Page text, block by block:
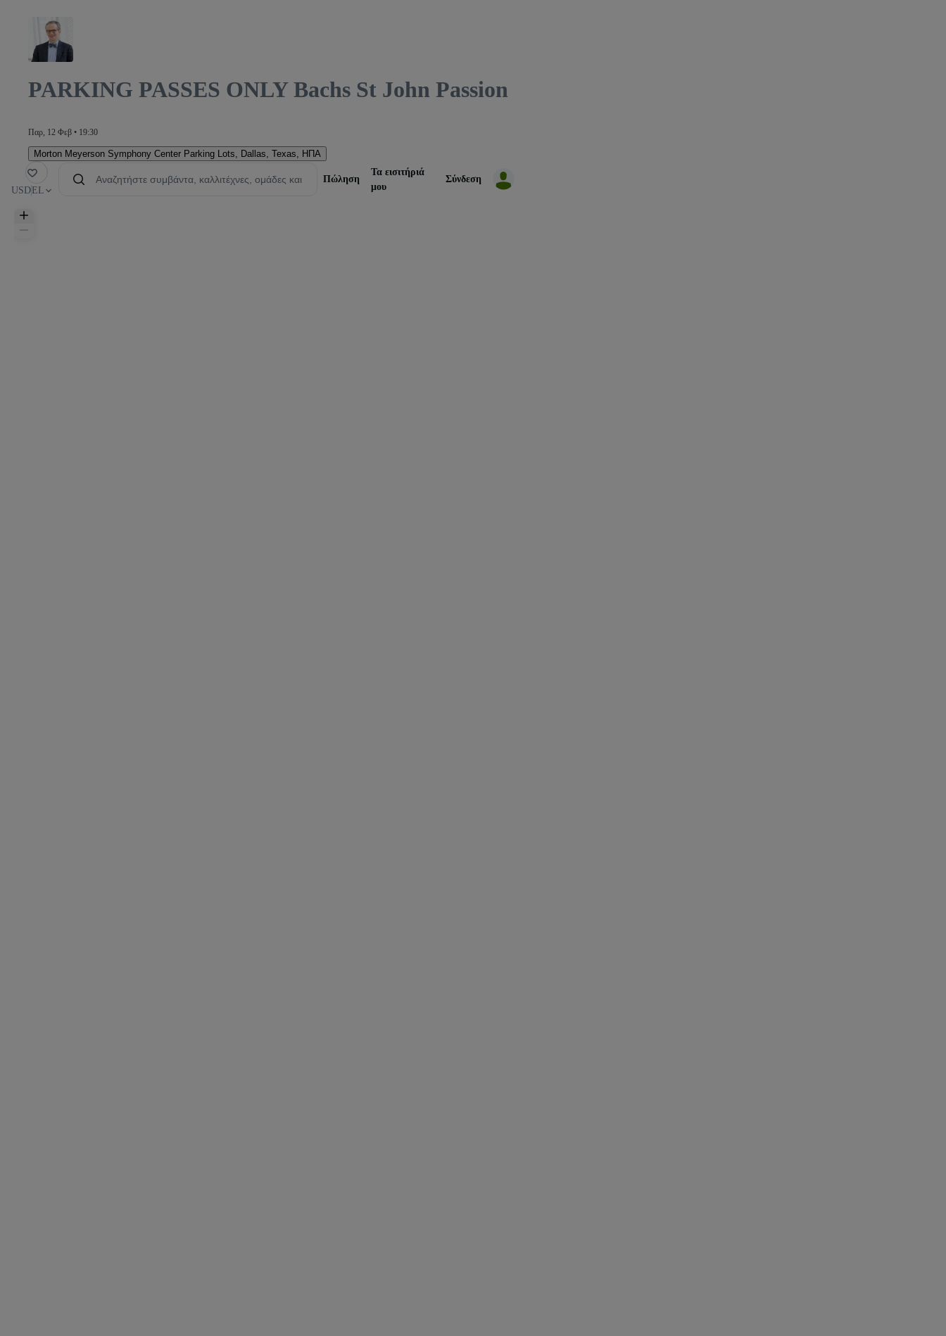
PARKING PASSES ONLY Bachs St John Passion
Παρ, 12 Φεβ • 19:30
Morton Meyerson Symphony Center Parking Lots Dallas, Texas, ΗΠΑ
USD EL
Πώληση
Τα εισιτήριά
μου
Σύνδεση
GA